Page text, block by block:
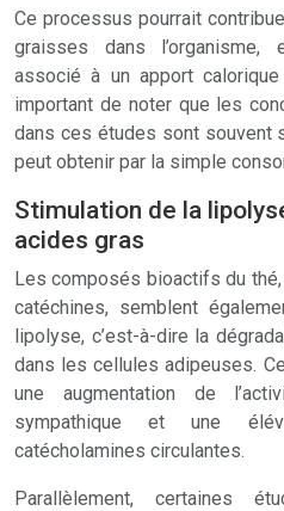
Ce processus pourrait
graisses dans l’organisme,
associé à un apport
important de noter que les
dans ces études sont souvent
peut obtenir par la simple
Stimulation de la
acides gras
Les composés bioactifs du
catéchines, semblent
lipolyse, c’est-à-dire la
dans les cellules adipeuses.
une augmentation de
sympathique et une
catécholamines circulantes.
Parallèlement, certaines